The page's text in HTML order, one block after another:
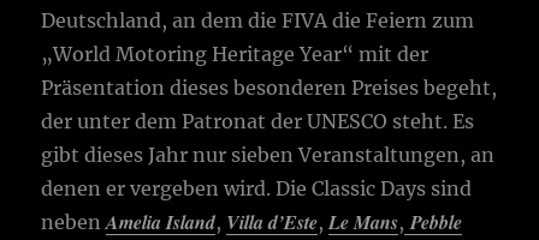
Deutschland, an dem die FIVA die Feiern zum
„World Motoring Heritage Year“ mit der
Präsentation dieses besonderen Preises begeht,
der unter dem Patronat der UNESCO steht. Es
gibt dieses Jahr nur sieben Veranstaltungen, an
denen er vergeben wird. Die Classic Days sind
nebenAmelia Island, Villa d’Este, Le Mans, Pebble